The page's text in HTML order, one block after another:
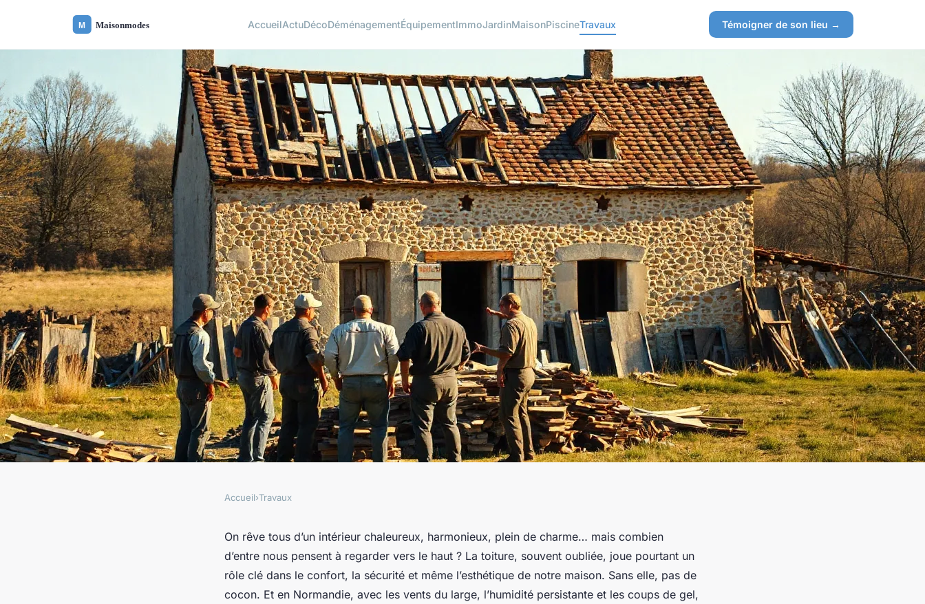
AccueilActuDécoDéménagementÉquipementImmoJardinMaisonPiscineTravaux Témoigner de son lieu →
Top conseils pour sélectionner un
couvreur à Giberville
Accueil›Travaux
On rêve tous d’un intérieur chaleureux, harmonieux, plein de charme… mais combien
d’entre nous pensent à regarder vers le haut ? La toiture, souvent oubliée, joue pourtant un
rôle clé dans le confort, la sécurité et même l’esthétique de notre maison. Sans elle, pas de
cocon. Et en Normandie, avec les vents du large, l’humidité persistante et les coups de gel,